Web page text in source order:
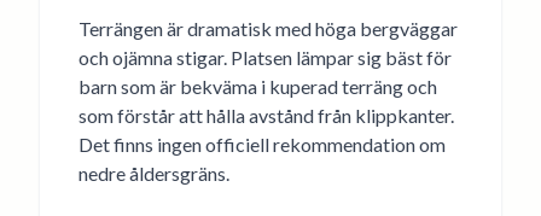
Terrängen är dramatisk med höga bergväggar
och ojämna stigar. Platsen lämpar sig bäst för
barn som är bekväma i kuperad terräng och
som förstår att hålla avstånd från klippkanter.
Det finns ingen officiell rekommendation om
nedre åldersgräns.